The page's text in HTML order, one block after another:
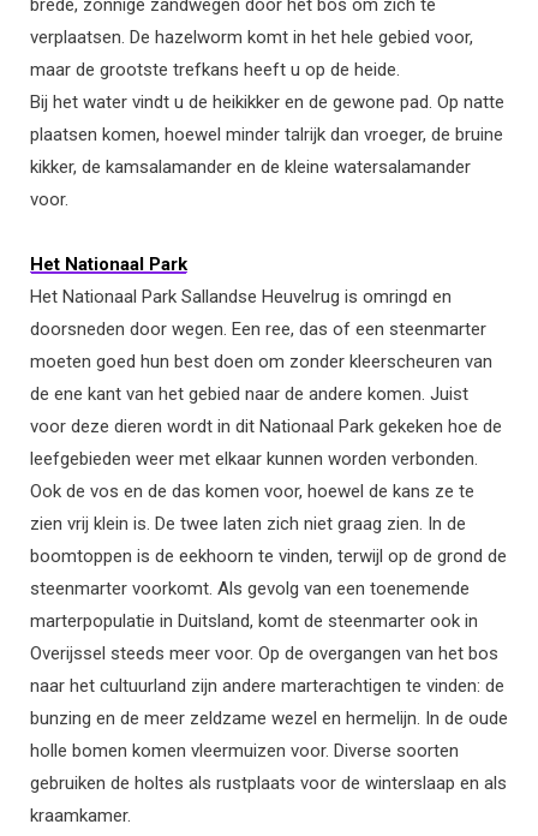
brede, zonnige zandwegen door het bos om zich te
verplaatsen. De hazelworm komt in het hele gebied voor,
maar de grootste trefkans heeft u op de heide.
Bij het water vindt u de heikikker en de gewone pad. Op natte
plaatsen komen, hoewel minder talrijk dan vroeger, de bruine
kikker, de kamsalamander en de kleine watersalamander
voor.
Het Nationaal Park
Het Nationaal Park Sallandse Heuvelrug is omringd en
doorsneden door wegen. Een ree, das of een steenmarter
moeten goed hun best doen om zonder kleerscheuren van
de ene kant van het gebied naar de andere komen. Juist
voor deze dieren wordt in dit Nationaal Park gekeken hoe de
leefgebieden weer met elkaar kunnen worden verbonden.
Ook de vos en de das komen voor, hoewel de kans ze te
zien vrij klein is. De twee laten zich niet graag zien. In de
boomtoppen is de eekhoorn te vinden, terwijl op de grond de
steenmarter voorkomt. Als gevolg van een toenemende
marterpopulatie in Duitsland, komt de steenmarter ook in
Overijssel steeds meer voor. Op de overgangen van het bos
naar het cultuurland zijn andere marterachtigen te vinden: de
bunzing en de meer zeldzame wezel en hermelijn. In de oude
holle bomen komen vleermuizen voor. Diverse soorten
gebruiken de holtes als rustplaats voor de winterslaap en als
kraamkamer.